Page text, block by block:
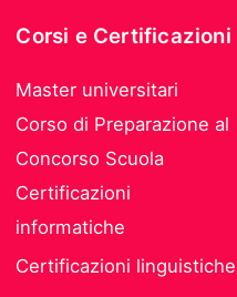
Corsi e Certificazioni
Master universitari
Corso di Preparazione al
Concorso Scuola
Certificazioni
informatiche
Certificazioni linguistiche